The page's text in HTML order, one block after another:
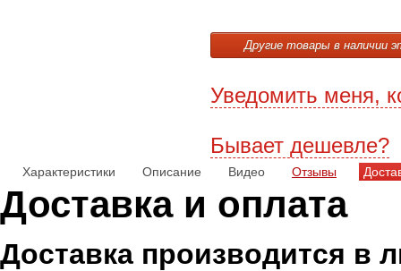
Другие товары в наличии
Уведомить меня,
Бывает дешевле?
Характеристики Описание Видео Отзывы
Доставка и оплата
Доставка производится в